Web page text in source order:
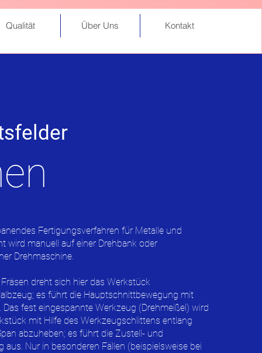
Qualität Über Uns Kontakt
Fertigungsverfahren für Metalle und
wird manuell auf einer Drehbank oder
Drehmaschine.
dreht sich hier das Werkstück
es führt die Hauptschnittbewegung mit
Das fest eingespannte Werkzeug (Drehmeißel) wird
mit Hilfe des Werkzeugschlittens entlang
abzuheben; es führt die Zustell- und
aus. Nur in besonderen Fällen (beispielsweise bei